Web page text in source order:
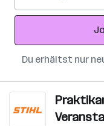
Adresse
Du erhältst nur